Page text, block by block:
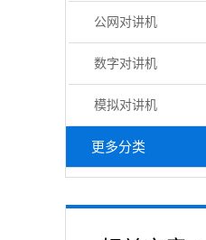
公网对讲机
数字对讲机
模拟对讲机
更多分类